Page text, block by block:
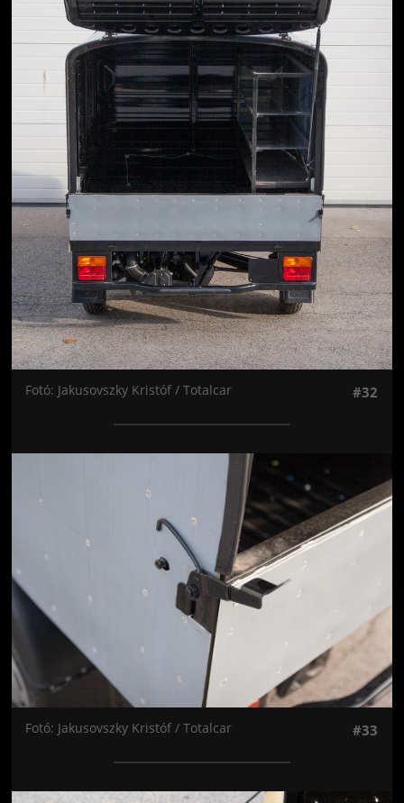
Fotó: Jakusovszky Kristóf / Totalcar #32
Jön még kép!
Fotó: Jakusovszky Kristóf / Totalcar #33